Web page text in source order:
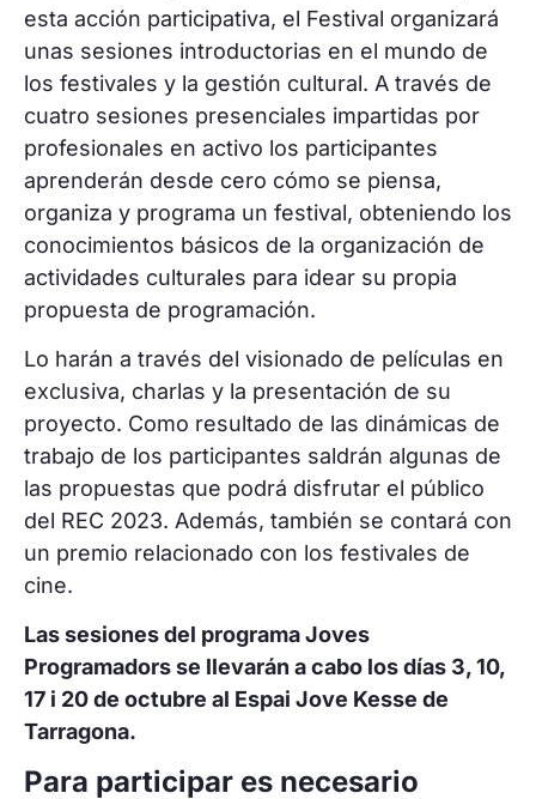
esta acción participativa, el Festival organizará
unas sesiones introductorias en el mundo de
los festivales y la gestión cultural. A través de
cuatro sesiones presenciales impartidas por
profesionales en activo los participantes
aprenderán desde cero cómo se piensa,
organiza y programa un festival, obteniendo los
conocimientos básicos de la organización de
actividades culturales para idear su propia
propuesta de programación.
Lo harán a través del visionado de películas en
exclusiva, charlas y la presentación de su
proyecto. Como resultado de las dinámicas de
trabajo de los participantes saldrán algunas de
las propuestas que podrá disfrutar el público
del REC 2023. Además, también se contará con
un premio relacionado con los festivales de
cine.
Las sesiones del programa Joves
Programadors se llevarán a cabo los días 3, 10,
17 i 20 de octubre al Espai Jove Kesse de
Tarragona.
Para participar es necesario